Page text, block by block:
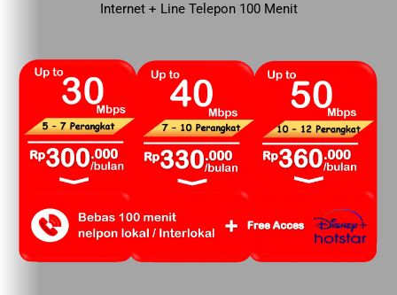
Internet + Line Telepon 100 Menit